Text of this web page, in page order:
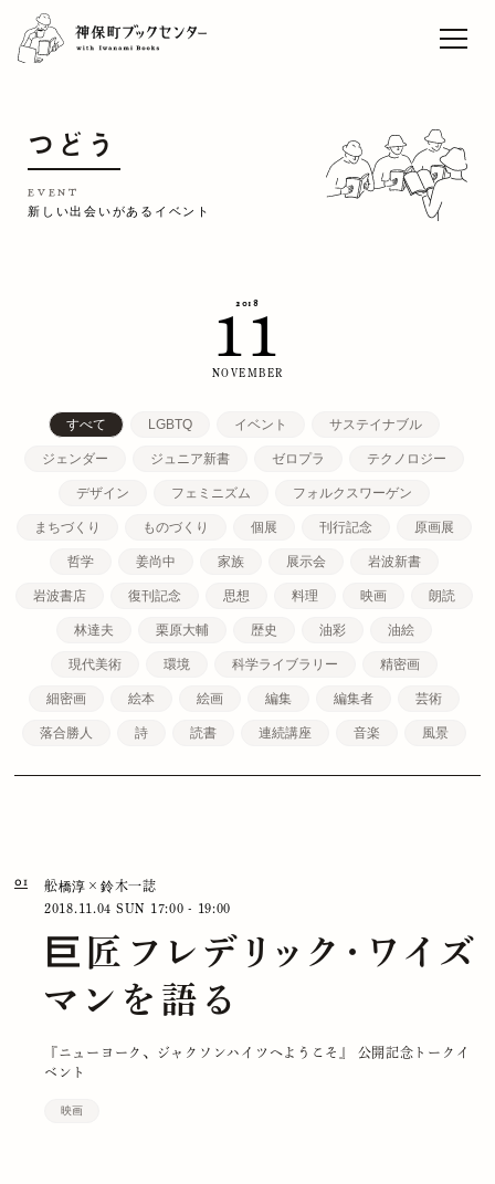
EVENT
CAFE
Sun
楽」vol.9 松藤量平
つどう
EVENT
新しい出会いがあるイベント
2018
11
NOVEMBER
すべて LGBTQ イベント サステイナブル
ジェンダー ジュニア新書 ゼロプラ テクノロジー
デザイン フェミニズム フォルクスワーゲン
まちづくり ものづくり 個展 刊行記念 原画展
哲学 姜尚中 家族 展示会 岩波新書
岩波書店 復刊記念 思想 料理 映画 朗読
林達夫 栗原大輔 歴史 油彩 油絵
現代美術 環境 科学ライブラリー 精密画
細密画 絵本 絵画 編集 編集者 芸術
落合勝人 詩 読書 連続講座 音楽 風景
01
舩橋淳×鈴木一誌
2018.11.04 SUN 17:00 - 19:00
巨匠フレデリック・ワイズ
マンを語る
『ニューヨーク、ジャクソンハイツへようこそ』 公開記念トークイ
ベント
映画